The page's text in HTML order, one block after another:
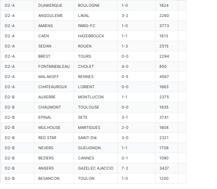
D2-A DUNKERQUE BOULOGNE 1-0 1624
D2-A ANGOULEME LAVAL 3-2 2260
D2-A AMIENS PARIS-FC 1-0 3773
D2-A CAEN HAZEBROUCK 1-1 1613
D2-A SEDAN ROUEN 1-3 2515
D2-A BREST TOURS 0-0 2294
D2-A FONTAINEBLEAU CHOLET 4-0 850
D2-A MALAKOFF RENNES 0-5 4567
D2-A CHATEAUROUX LORIENT 0-0 1663
D2-B AUXERRE MONTLUCON 1-1 2375
D2-B CHAUMONT TOULOUSE 0-0 1635
D2-B EPINAL SETE 3-1 3741
D2-B MULHOUSE MARTIGUES 2-0 1604
D2-B RED STAR SAINT-DIé 3-0 2321
D2-B NEVERS GUEUGNON 1-1 1709
D2-B BEZIERS CANNES 0-1 1090
D2-B ANGERS GAZELEC AJACCIO 7-2 3437
D2-B BESANCON TOULON 1-0 1200